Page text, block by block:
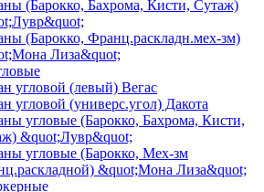
(Барокко, Бахрома, Кисти, Сутаж)
(Барокко, Франц.раскладн.мех-зм)
Лиза&quot;
угловой (левый) Вегас
угловой (универс.угол) Дакота
угловые (Барокко, Бахрома, Кисти,
&quot;Лувр&quot;
угловые (Барокко, Мех-зм
&quot;Мона Лиза&quot;